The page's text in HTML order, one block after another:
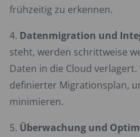
frühzeitig zu erkennen.
Datenmigration und
steht, werden schrittweise
Daten in die Cloud
definierter Migrationsplan,
minimieren.
Überwachung und